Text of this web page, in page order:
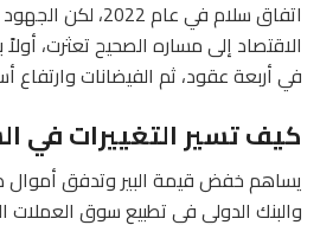
اتفاق سلام في عام
الاقتصاد إلى مساره الصحيح تعثرت،
في أربعة عقود، ثم الفيضانات وارتفاع
كيف تسير التغييرات في
يساهم خفض قيمة البير وتدفق أموال
والبنك الدولي في تطبيع سوق العملات